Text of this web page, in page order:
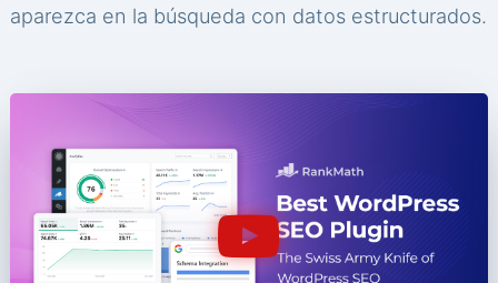
aparezca en la búsqueda con datos estructurados.